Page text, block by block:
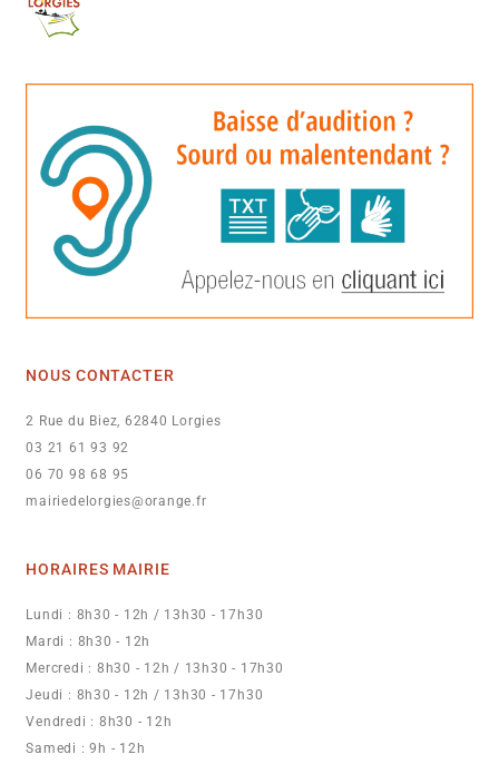
NOUS CONTACTER
2 Rue du Biez, 62840 Lorgies
03 21 61 93 92
06 70 98 68 95
mairiedelorgies@orange.fr
HORAIRES MAIRIE
Lundi : 8h30 - 12h / 13h30 - 17h30
Mardi : 8h30 - 12h
Mercredi : 8h30 - 12h / 13h30 - 17h30
Jeudi : 8h30 - 12h / 13h30 - 17h30
Vendredi : 8h30 - 12h
Samedi : 9h - 12h